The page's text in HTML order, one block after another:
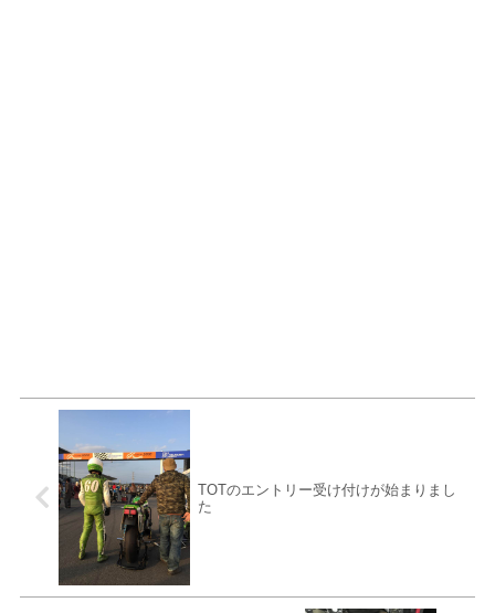
TOTのエントリー受け付けが始まりまし
た